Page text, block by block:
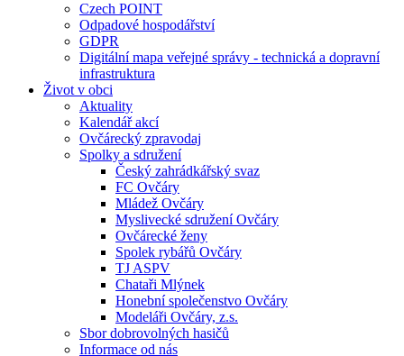
Czech POINT
Odpadové hospodářství
GDPR
Digitální mapa veřejné správy - technická a dopravní
infrastruktura
Život v obci
Aktuality
Kalendář akcí
Ovčárecký zpravodaj
Spolky a sdružení
Český zahrádkářský svaz
FC Ovčáry
Mládež Ovčáry
Myslivecké sdružení Ovčáry
Ovčárecké ženy
Spolek rybářů Ovčáry
TJ ASPV
Chataři Mlýnek
Honební společenstvo Ovčáry
Modeláři Ovčáry, z.s.
Sbor dobrovolných hasičů
Informace od nás